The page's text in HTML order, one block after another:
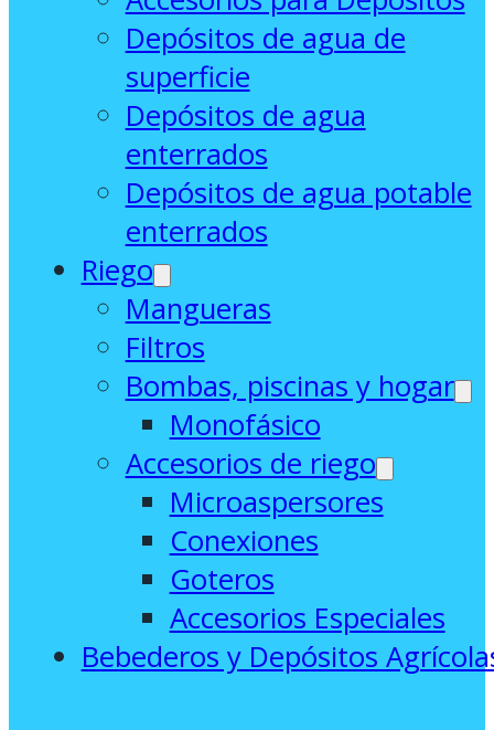
Depósitos de agua de
superficie
Depósitos de agua
enterrados
Depósitos de agua potable
enterrados
Riego
Mangueras
Filtros
Bombas, piscinas y hogar
Monofásico
Accesorios de riego
Microaspersores
Conexiones
Goteros
Accesorios Especiales
Bebederos y Depósitos